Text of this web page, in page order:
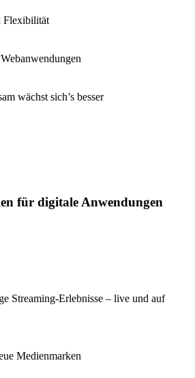
Flexibilität
wächst sich’s besser
für digitale Anwendungen
Streaming-Erlebnisse – live und auf
Medienmarken